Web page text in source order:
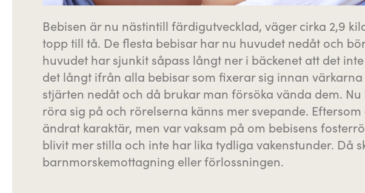
Bebisen är nu nästintill färdigutvecklad, väger cirka 2,9
topp till tå. De flesta bebisar har nu huvudet nedåt och
huvudet har sjunkit såpass långt ner i bäckenet att det
det långt ifrån alla bebisar som fixerar sig innan
stjärten nedåt och då brukar man försöka vända dem.
röra sig på och rörelserna känns mer svepande.
ändrat karaktär, men var vaksam på om bebisens
blivit mer stilla och inte har lika tydliga vakenstunder. Då
barnmorskemottagning eller förlossningen.